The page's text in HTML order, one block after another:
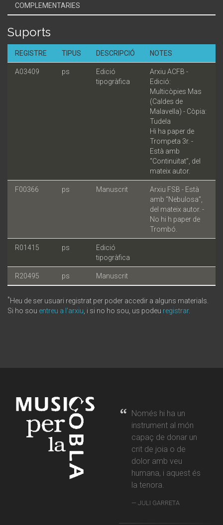
COMPLEMENTARIES
Suports
REGISTRE TIPUS DESCRIPCIÓ NOTES
A03409 ps
Edició
tipogràfica
Arxiu ACFB -
Edició:
Multicòpies Mas
(Caldes de
Malavella) - Còpia:
Tudela
Hi ha paper de
Trompeta 3r. -
Està amb
“Continuïtat”, del
mateix autor.
F00366 ps Manuscrit
Arxiu FSB - Està
amb “Nebulosa”,
del mateix autor. -
No hi h paper de
Trombó.
R01415 ps
Edició
tipogràfica
R20495 ps Manuscrit
*Heu de ser usuari registrat per poder accedir a alguns materials.
Si ho sou entreu a l'arxiu , i si no ho sou, us podeu registrar.
Només hi ha un
instrument al món
capaç de donar un
crit de joia o de
dolor amb veu
humana, i aquest és
la tenora.
JULI GARRETA